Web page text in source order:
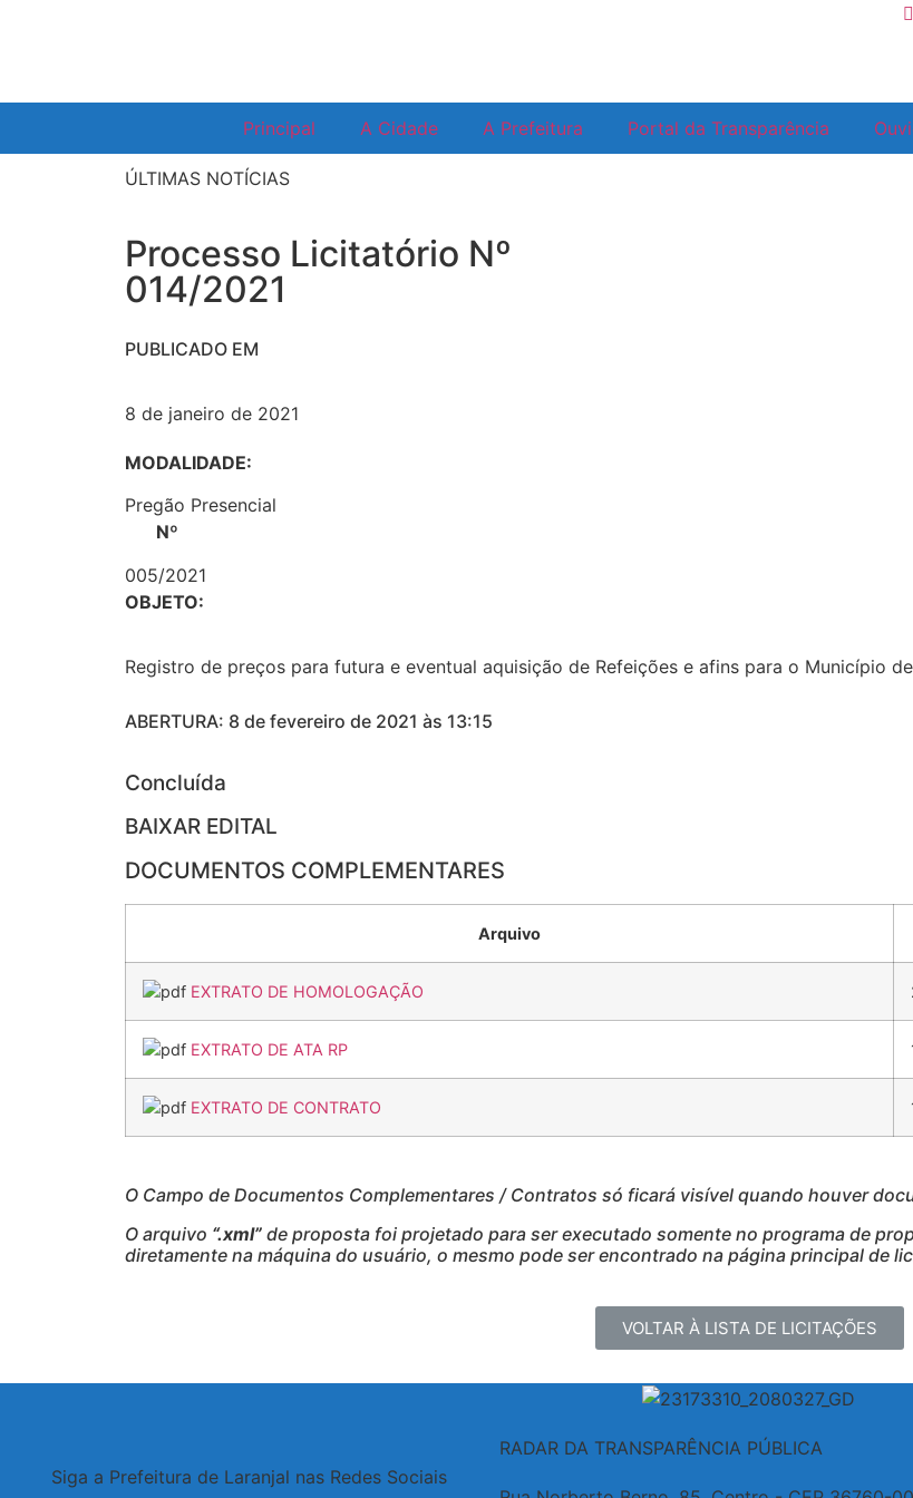
Principal A Cidade A Prefeitura Portal da Transparência
ÚLTIMAS NOTÍCIAS
Processo Licitatório Nº
014/2021
PUBLICADO EM
8 de janeiro de 2021
MODALIDADE:
Pregão Presencial
Nº
005/2021
OBJETO:
Registro de preços para futura e eventual aquisição de Refeições e afins para o Município
ABERTURA: 8 de fevereiro de 2021 às 13:15
Concluída
BAIXAR EDITAL
DOCUMENTOS COMPLEMENTARES
Arquivo
EXTRATO DE HOMOLOGAÇÃO
EXTRATO DE ATA RP
EXTRATO DE CONTRATO
O Campo de Documentos Complementares / Contratos só ficará visível quando houver
O arquivo “.xml” de proposta foi projetado para ser executado somente no programa de
diretamente na máquina do usuário, o mesmo pode ser encontrado na página principal de
VOLTAR À LISTA DE LICITAÇÕES
Siga a Prefeitura de Laranjal nas Redes Sociais
RADAR DA TRANSPARÊNCIA PÚBLICA